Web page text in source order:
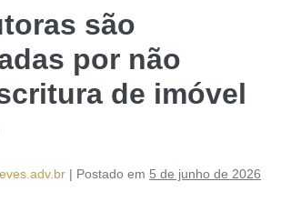
são
por não
de imóvel
| Postado em 5 de junho de 2026